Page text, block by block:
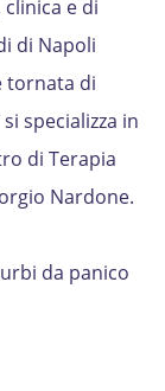
e di
di Napoli
tornata di
specializza in
di Terapia
Nardone.
da panico